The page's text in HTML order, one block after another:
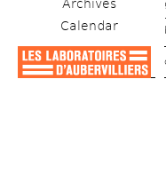
Archives
Calendar